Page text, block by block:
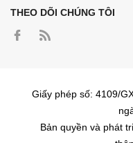
THEO DÕI CHÚNG TÔI
Giấy phép số: 4109/
Bản quyền và phát